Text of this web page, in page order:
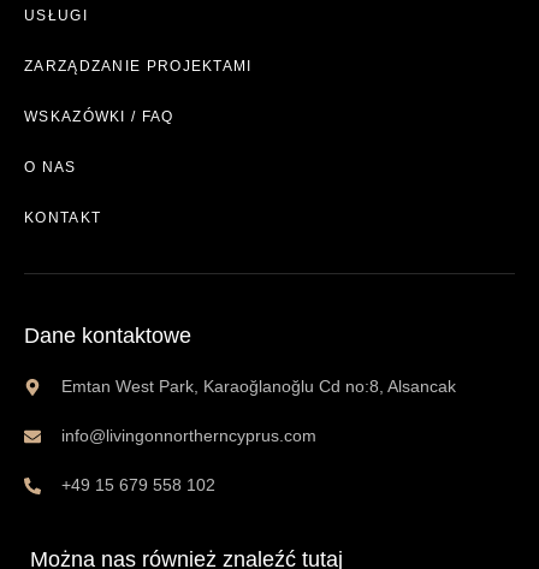
USŁUGI
ZARZĄDZANIE PROJEKTAMI
WSKAZÓWKI / FAQ
O NAS
KONTAKT
Dane kontaktowe
Emtan West Park, Karaoğlanoğlu Cd no:8, Alsancak
info@livingonnortherncyprus.com
+49 15 679 558 102
Można nas również znaleźć tutaj